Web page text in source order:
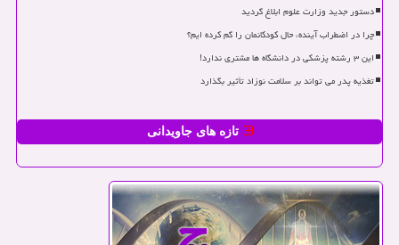
دستور جدید وزارت علوم ابلاغ گردید
چرا در اضطراب آینده، حال کودکانمان را گم کرده ایم؟
این ۳ رشته پزشکی در دانشگاه ها مشتری ندارد!
تغذیه پدر می تواند بر سلامت نوزاد تأثیر بگذارد
تازه های جاویدانی